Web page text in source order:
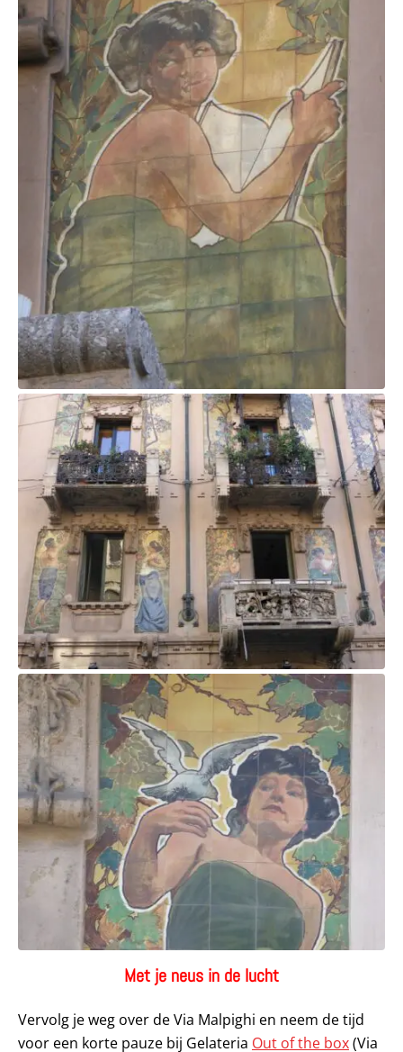
Met je neus in de lucht
Vervolg je weg over de Via Malpighi en neem de tijd
voor een korte pauze bij Gelateria Out of the box(Via